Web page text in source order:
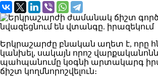
Երկրաշարժը բնական աղետ է, որը
կանխել, սակայն որոշ
պահպանումը կօգնի արտակարգ
ճիշտ կողմնորոշվելուն։